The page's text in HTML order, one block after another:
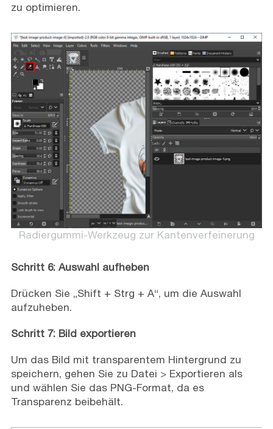
zu optimieren.
Radiergummi-Werkzeug zur Kantenverfeinerung
Schritt 6: Auswahl aufheben
Drücken Sie „Shift + Strg + A“, um die Auswahl
aufzuheben.
Schritt 7: Bild exportieren
Um das Bild mit transparentem Hintergrund zu
speichern, gehen Sie zu Datei > Exportieren als
und wählen Sie das PNG-Format, da es
Transparenz beibehält.